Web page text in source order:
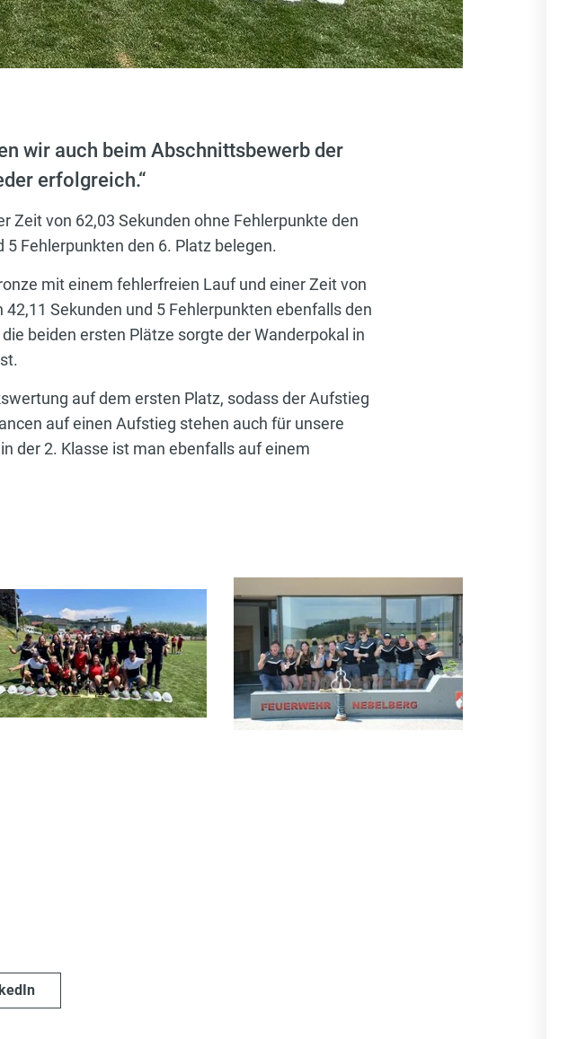
wir auch beim Abschnittsbewerb der
erfolgreich.“
Zeit von 62,03 Sekunden ohne Fehlerpunkte den
Fehlerpunkten den 6. Platz belegen.
mit einem fehlerfreien Lauf und einer Zeit von
Sekunden und 5 Fehlerpunkten ebenfalls den
beiden ersten Plätze sorgte der Wanderpokal in
auf dem ersten Platz, sodass der Aufstieg
auf einen Aufstieg stehen auch für unsere
der 2. Klasse ist man ebenfalls auf einem